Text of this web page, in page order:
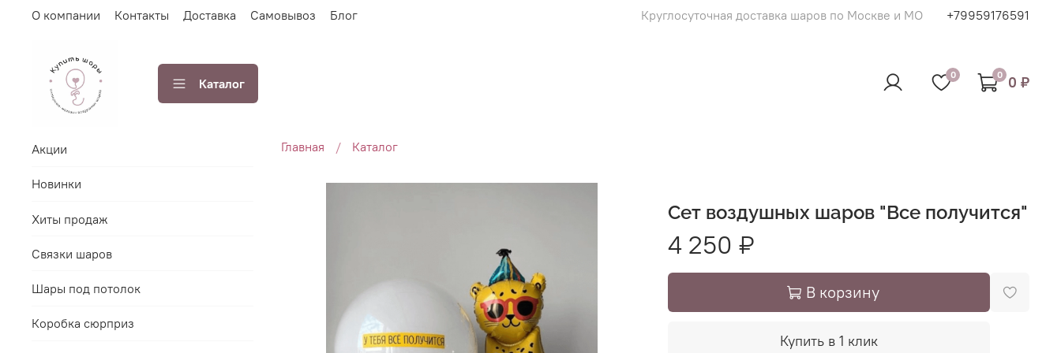
О компании Контакты Доставка Самовывоз Блог Круглосуточная доставка шаров по Москве и МО +79959176591
Каталог
0 0 0 ₽
Главная Каталог
Сет воздушных шаров "Все получится"
4 250 ₽
В корзину
Купить в 1 клик
Акции
Новинки
Хиты продаж
Связки шаров
Шары под потолок
Коробка сюрприз